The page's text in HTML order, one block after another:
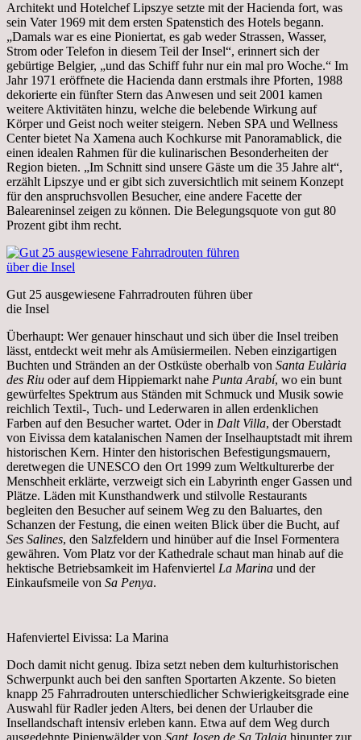
Architekt und Hotelchef Lipszye setzte mit der Hacienda fort, was
sein Vater 1969 mit dem ersten Spatenstich des Hotels begann.
„Damals war es eine Pioniertat, es gab weder Strassen, Wasser,
Strom oder Telefon in diesem Teil der Insel“, erinnert sich der
gebürtige Belgier, „und das Schiff fuhr nur ein mal pro Woche.“ Im
Jahr 1971 eröffnete die Hacienda dann erstmals ihre Pforten, 1988
dekorierte ein fünfter Stern das Anwesen und seit 2001 kamen
weitere Aktivitäten hinzu, welche die belebende Wirkung auf
Körper und Geist noch weiter steigern. Neben SPA und Wellness
Center bietet Na Xamena auch Kochkurse mit Panoramablick, die
einen idealen Rahmen für die kulinarischen Besonderheiten der
Region bieten. „Im Schnitt sind unsere Gäste um die 35 Jahre alt“,
erzählt Lipszye und er gibt sich zuversichtlich mit seinem Konzept
für den anspruchsvollen Besucher, eine andere Facette der
Baleareninsel zeigen zu können. Die Belegungsquote von gut 80
Prozent gibt ihm recht.
Gut 25 ausgewiesene Fahrradrouten führen über
die Insel
Überhaupt: Wer genauer hinschaut und sich über die Insel treiben
lässt, entdeckt weit mehr als Amüsiermeilen. Neben einzigartigen
Buchten und Stränden an der Ostküste oberhalb von Santa Eulària
des Riu oder auf dem Hippiemarkt nahe Punta Arabí, wo ein bunt
gewürfeltes Spektrum aus Ständen mit Schmuck und Musik sowie
reichlich Textil-, Tuch- und Lederwaren in allen erdenklichen
Farben auf den Besucher wartet. Oder in Dalt Villa, der Oberstadt
von Eivissa dem katalanischen Namen der Inselhauptstadt mit ihrem
historischen Kern. Hinter den historischen Befestigungsmauern,
deretwegen die UNESCO den Ort 1999 zum Weltkulturerbe der
Menschheit erklärte, verzweigt sich ein Labyrinth enger Gassen und
Plätze. Läden mit Kunsthandwerk und stilvolle Restaurants
begleiten den Besucher auf seinem Weg zu den Baluartes, den
Schanzen der Festung, die einen weiten Blick über die Bucht, auf
Ses Salines, den Salzfeldern und hinüber auf die Insel Formentera
gewähren. Vom Platz vor der Kathedrale schaut man hinab auf die
hektische Betriebsamkeit im Hafenviertel La Marina und der
Einkaufsmeile von Sa Penya.
Hafenviertel Eivissa: La Marina
Doch damit nicht genug. Ibiza setzt neben dem kulturhistorischen
Schwerpunkt auch bei den sanften Sportarten Akzente. So bieten
knapp 25 Fahrradrouten unterschiedlicher Schwierigkeitsgrade eine
Auswahl für Radler jeden Alters, bei denen der Urlauber die
Insellandschaft intensiv erleben kann. Etwa auf dem Weg durch
ausgedehnte Pinienwälder von Sant Josep de Sa Talaia hinunter zur